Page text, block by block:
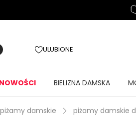
ULUBIONE
NOWOŚCI BIELIZNA DAMSKA
piżamy damskie piżamy damskie